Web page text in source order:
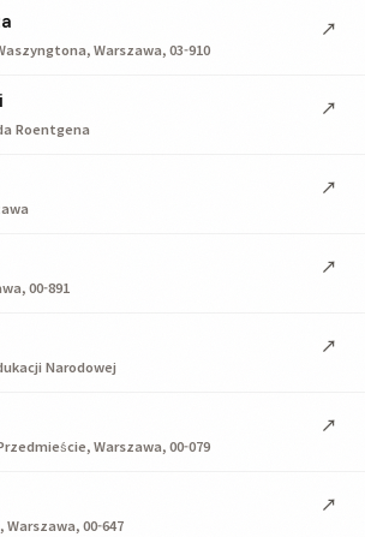
Warszawa, 03-910
↗
Roentgena
↗
↗
00-891
↗
Narodowej
↗
Warszawa, 00-079
↗
00-647
↗